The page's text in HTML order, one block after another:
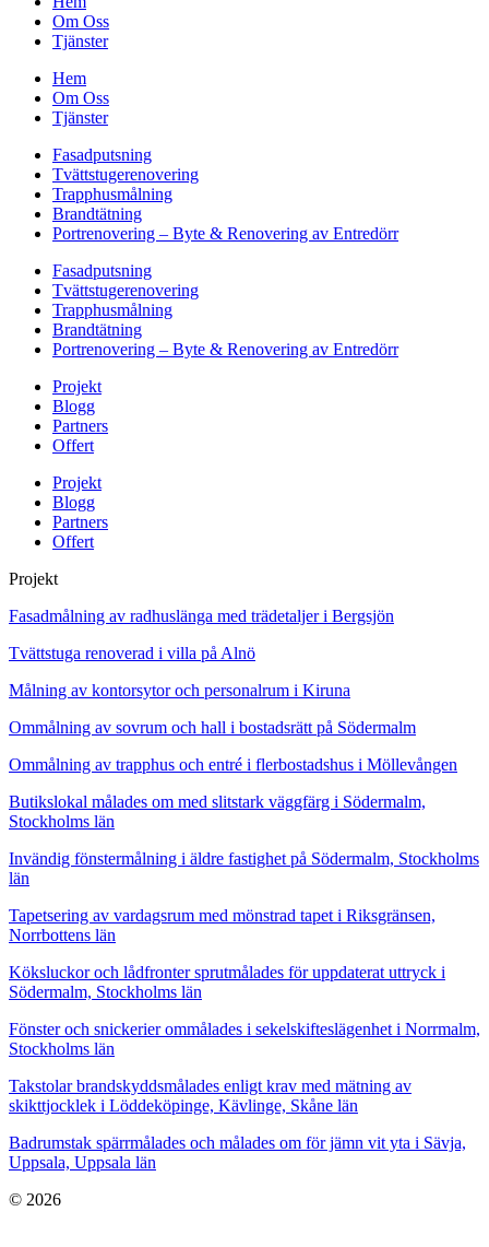
Om Oss
Tjänster
Hem
Om Oss
Tjänster
Fasadputsning
Tvättstugerenovering
Trapphusmålning
Brandtätning
Portrenovering – Byte & Renovering av Entredörr
Fasadputsning
Tvättstugerenovering
Trapphusmålning
Brandtätning
Portrenovering – Byte & Renovering av Entredörr
Projekt
Blogg
Partners
Offert
Projekt
Blogg
Partners
Offert
Projekt
Fasadmålning av radhuslänga med trädetaljer i Bergsjön
Tvättstuga renoverad i villa på Alnö
Målning av kontorsytor och personalrum i Kiruna
Ommålning av sovrum och hall i bostadsrätt på Södermalm
Ommålning av trapphus och entré i flerbostadshus i Möllevången
Butikslokal målades om med slitstark väggfärg i Södermalm,
Stockholms län
Invändig fönstermålning i äldre fastighet på Södermalm, Stockholms
län
Tapetsering av vardagsrum med mönstrad tapet i Riksgränsen,
Norrbottens län
Köksluckor och lådfronter sprutmålades för uppdaterat uttryck i
Södermalm, Stockholms län
Fönster och snickerier ommålades i sekelskifteslägenhet i Norrmalm,
Stockholms län
Takstolar brandskyddsmålades enligt krav med mätning av
skikttjocklek i Löddeköpinge, Kävlinge, Skåne län
Badrumstak spärrmålades och målades om för jämn vit yta i Sävja,
Uppsala, Uppsala län
© 2026